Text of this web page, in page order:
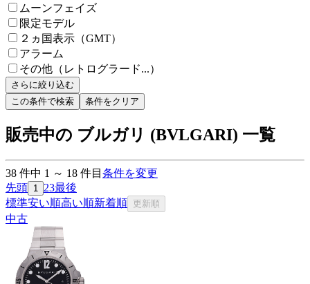
ムーンフェイズ
限定モデル
２ヵ国表示（GMT）
アラーム
その他（レトログラード...）
さらに絞り込む
この条件で検索
条件をクリア
販売中の ブルガリ (BVLGARI) 一覧
38 件中 1 ～ 18 件目 条件を変更
先頭 1 23最後
標準安い順高い順新着順 更新順
中古